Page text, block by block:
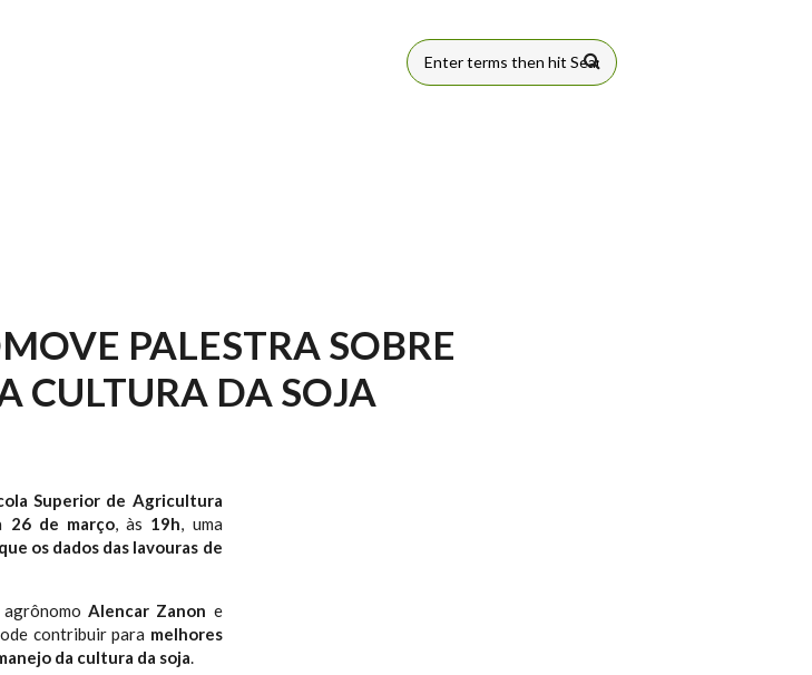
FORMULÁRIO
PALESTRA SOBRE
CULTURA DA SOJA
Superior de Agricultura
26 de março, às 19h, uma
os dados das lavouras de
agrônomoAlencar Zanon e
contribuir para melhores
da cultura da soja.